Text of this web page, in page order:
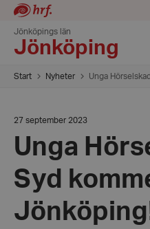
Jönköpings län
Jönköping
Start Nyheter Unga
Datum:
september
2023
27 september 2023
Unga
Syd